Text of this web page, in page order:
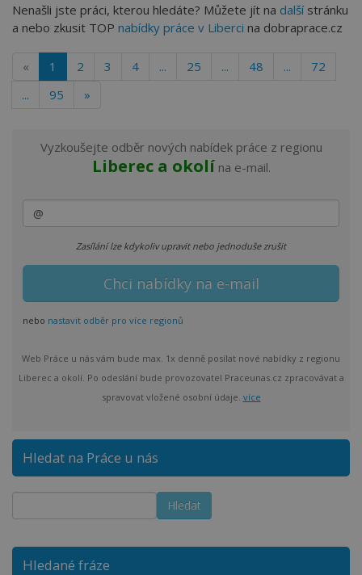
Nenašli jste práci, kterou hledáte? Můžete jít na dalšístránku
a nebo zkusit TOP nabídky práce v Liberci na dobraprace.cz
« 1 2 3 4 ... 25 ... 48 ...
72
...
95 »
Vyzkoušejte odběr nových nabídek práce z regionu
Liberec a okolí na e-mail.
Zasílání lze kdykoliv upravit nebo jednoduše zrušit
nebo nastavit odběr pro více regionů
Web Práce u nás vám bude max. 1x denně posílat nové nabídky z regionu
Liberec a okolí. Po odeslání bude provozovatel Praceunas.cz zpracovávat a
spravovat vložené osobní údaje. více
Hledat na Práce u nás
Hledané fráze